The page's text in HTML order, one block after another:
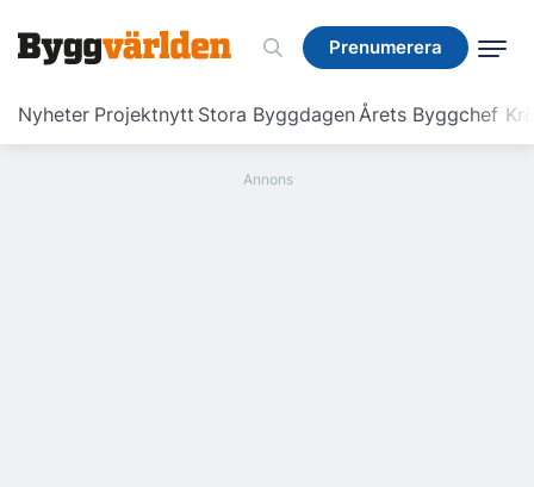
Prenumerera
Nyheter Projektnytt Stora ByggdagenÅrets Byggchef
Prenumerera